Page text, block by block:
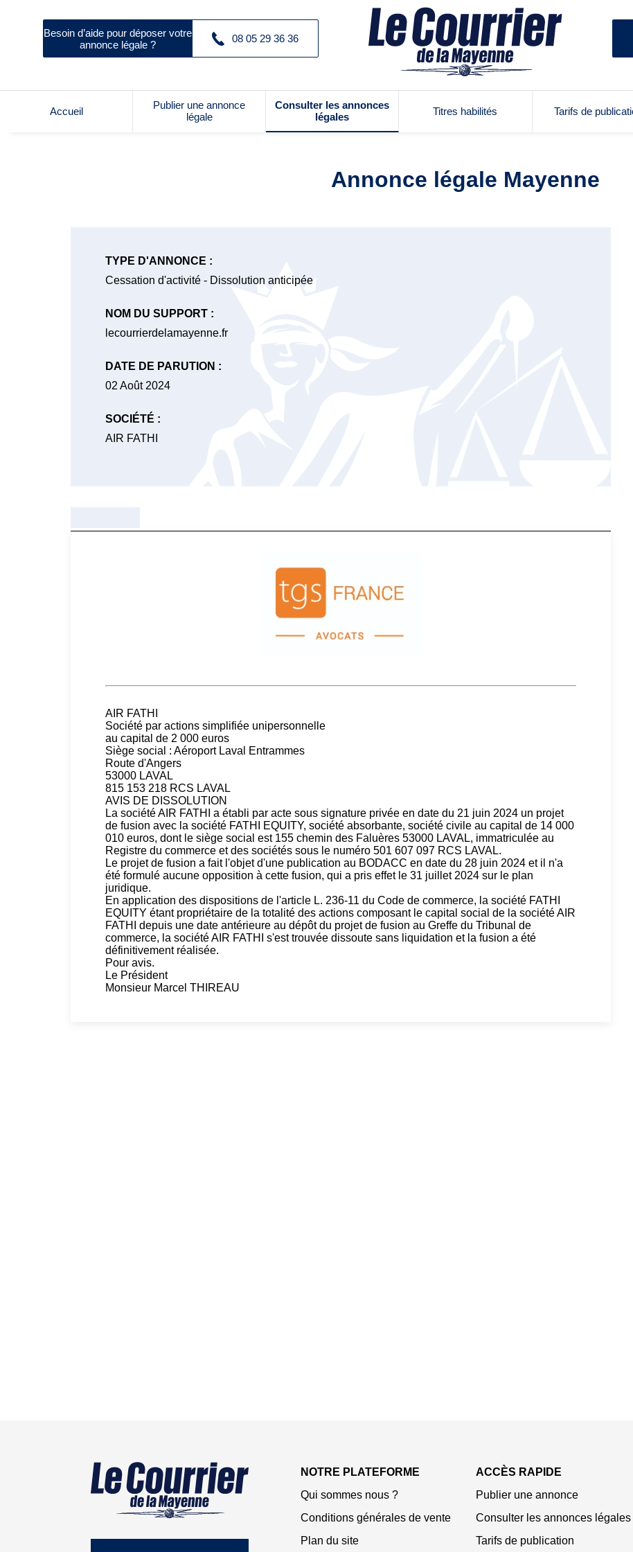
Besoin d’aide pour déposer votre
annonce légale ?
08 05 29 36 36
Accueil
Publier une annonce
légale
Consulter les annonces
légales
Titres habilités Tarifs de
Annonce légale Mayenne
TYPE D'ANNONCE :
Cessation d'activité - Dissolution anticipée
NOM DU SUPPORT :
lecourrierdelamayenne.fr
DATE DE PARUTION :
02 Août 2024
SOCIÉTÉ :
AIR FATHI
AIR FATHI
Société par actions simplifiée unipersonnelle
au capital de 2 000 euros
Siège social : Aéroport Laval Entrammes
Route d'Angers
53000 LAVAL
815 153 218 RCS LAVAL
AVIS DE DISSOLUTION
La société AIR FATHI a établi par acte sous signature privée en date du 21 juin 2024 un projet
de fusion avec la société FATHI EQUITY, société absorbante, société civile au capital de 14 000
010 euros, dont le siège social est 155 chemin des Faluères 53000 LAVAL, immatriculée au
Registre du commerce et des sociétés sous le numéro 501 607 097 RCS LAVAL.
Le projet de fusion a fait l'objet d'une publication au BODACC en date du 28 juin 2024 et il n'a
été formulé aucune opposition à cette fusion, qui a pris effet le 31 juillet 2024 sur le plan
juridique.
En application des dispositions de l'article L. 236-11 du Code de commerce, la société FATHI
EQUITY étant propriétaire de la totalité des actions composant le capital social de la société AIR
FATHI depuis une date antérieure au dépôt du projet de fusion au Greffe du Tribunal de
commerce, la société AIR FATHI s'est trouvée dissoute sans liquidation et la fusion a été
définitivement réalisée.
Pour avis.
Le Président
Monsieur Marcel THIREAU
NOTRE PLATEFORME
Qui sommes nous ?
Conditions générales de vente
Plan du site
ACCÈS RAPIDE
Publier une annonce
Consulter les annonces légales
Tarifs de publication